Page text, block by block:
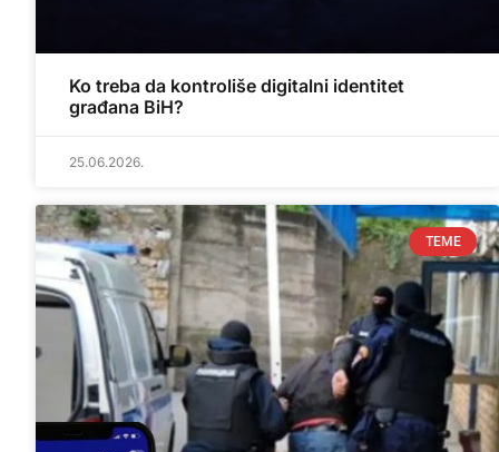
Ko treba da kontroliše digitalni identitet
građana BiH?
25.06.2026.
TEME